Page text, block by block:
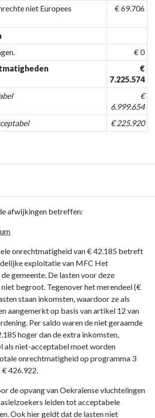
niet Europees
€ 69.706
€ 0
€
7.225.574
€
6.999.654
€ 225.920
afwijkingen betreffen:
onrechtmatigheid van € 42.185 betreft
exploitatie van MFC Het
gemeente. De lasten voor deze
begroot. Tegenover het merendeel (€
staan inkomsten, waardoor ze als
aangemerkt op basis van artikel 12 van
Per saldo waren de niet geraamde
hoger dan de extra inkomsten,
als niet-acceptabel moet worden
onrechtmatigheid op programma 3
426.922.
de opvang van Oekraïense vluchtelingen
asielzoekers leiden tot acceptabele
Ook hier geldt dat de lasten niet